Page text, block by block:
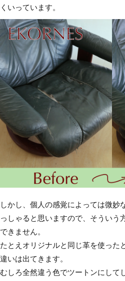
しかし、個人の感覚によっては微妙
っしゃると思いますので、そういう
できません。
たとえオリジナルと同じ革を使った
違いは出てきます。
むしろ全然違う色でツートンにして